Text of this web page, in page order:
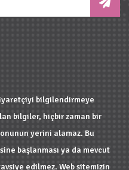
bilgilendirmeye
bilgiler, hiçbir zaman bir
yerini alamaz. Bu
başlanması ya da mevcut
edilmez. Web sitemizin